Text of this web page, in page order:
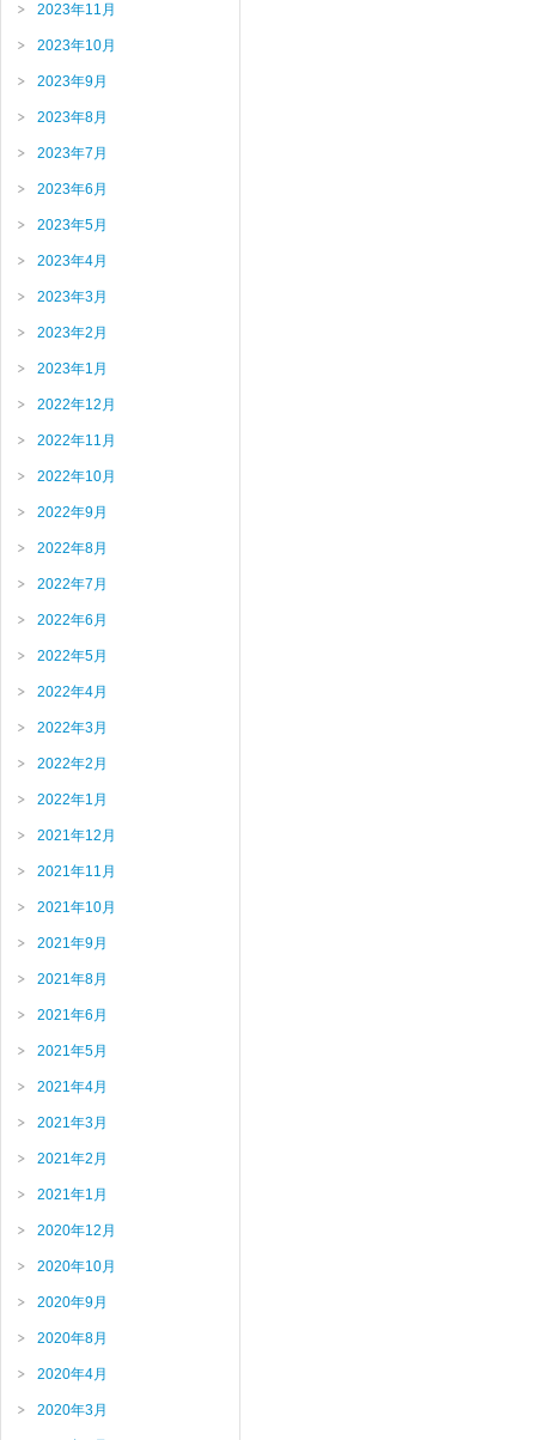
2023年11月
2023年10月
2023年9月
2023年8月
2023年7月
2023年6月
2023年5月
2023年4月
2023年3月
2023年2月
2023年1月
2022年12月
2022年11月
2022年10月
2022年9月
2022年8月
2022年7月
2022年6月
2022年5月
2022年4月
2022年3月
2022年2月
2022年1月
2021年12月
2021年11月
2021年10月
2021年9月
2021年8月
2021年6月
2021年5月
2021年4月
2021年3月
2021年2月
2021年1月
2020年12月
2020年10月
2020年9月
2020年8月
2020年4月
2020年3月